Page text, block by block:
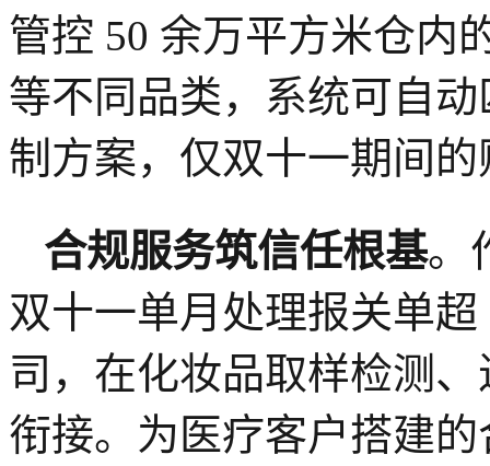
管控 50 余万平方米仓内
等不同品类，系统可自
制方案，仅双十一期间
合规服务筑信任根基。
双十一单月处理报关单
司，在化妆品取样检测
衔接。为医疗客户搭建